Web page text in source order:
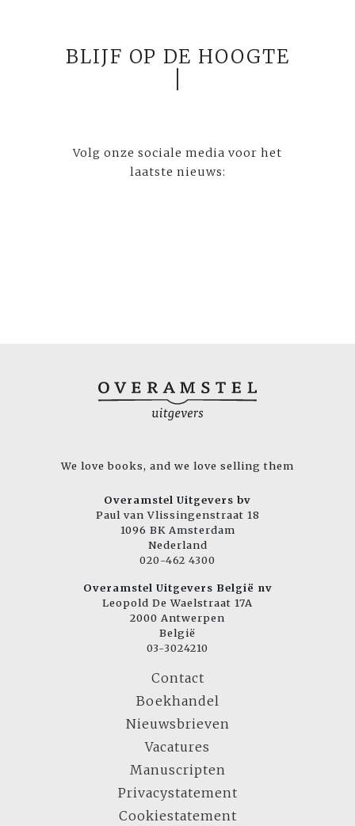
BLIJF OP DE HOOGTE
Volg onze sociale media voor het
laatste nieuws:
We love books, and we love selling them
Overamstel Uitgevers bv
Paul van Vlissingenstraat 18
1096 BK Amsterdam
Nederland
020-462 4300
Overamstel Uitgevers België nv
Leopold De Waelstraat 17A
2000 Antwerpen
België
03-3024210
Contact
Boekhandel
Nieuwsbrieven
Vacatures
Manuscripten
Privacystatement
Cookiestatement